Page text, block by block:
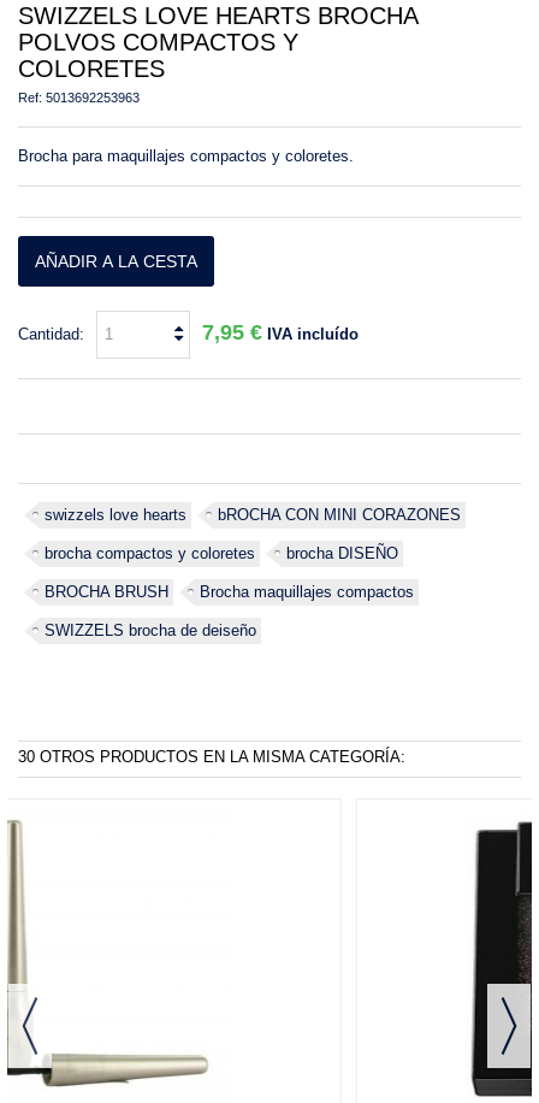
SWIZZELS LOVE HEARTS BROCHA
POLVOS COMPACTOS Y
COLORETES
Ref: 5013692253963
Brocha para maquillajes compactos y coloretes.
AÑADIR A LA CESTA
Cantidad: 7,95 € IVA incluído
swizzels love hearts bROCHA CON MINI CORAZONES
brocha compactos y coloretes brocha DISEÑO
BROCHA BRUSH Brocha maquillajes compactos
SWIZZELS brocha de deiseño
30 OTROS PRODUCTOS EN LA MISMA CATEGORÍA: